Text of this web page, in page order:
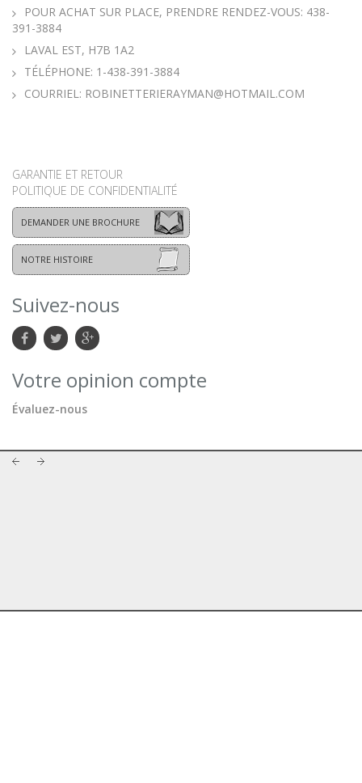
POUR ACHAT SUR PLACE, PRENDRE RENDEZ-VOUS: 438-
391-3884
LAVAL EST, H7B 1A2
TÉLÉPHONE: 1-438-391-3884
COURRIEL: ROBINETTERIERAYMAN@HOTMAIL.COM
GARANTIE ET RETOUR
POLITIQUE DE CONFIDENTIALITÉ
DEMANDER UNE BROCHURE
NOTRE HISTOIRE
Suivez-nous
Votre opinion compte
Évaluez-nous